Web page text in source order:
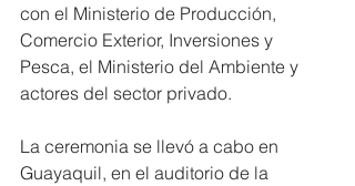
con el Ministerio de Producción,
Comercio Exterior, Inversiones y
Pesca, el Ministerio del Ambiente y
actores del sector privado.
La ceremonia se llevó a cabo en
Guayaquil, en el auditorio de la